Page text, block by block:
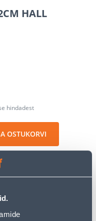
HALL
hindadest
OSTUKORVI